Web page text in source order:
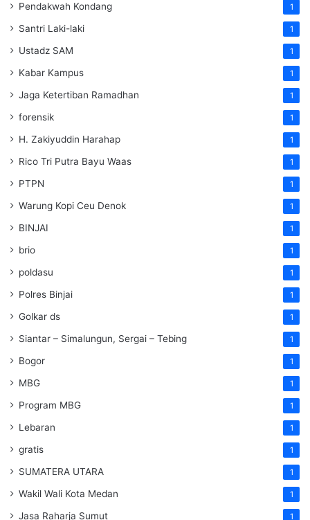
Pendakwah Kondang 1
Santri Laki-laki 1
Ustadz SAM 1
Kabar Kampus 1
Jaga Ketertiban Ramadhan 1
forensik 1
H. Zakiyuddin Harahap 1
Rico Tri Putra Bayu Waas 1
PTPN 1
Warung Kopi Ceu Denok 1
BINJAI 1
brio 1
poldasu 1
Polres Binjai 1
Golkar ds 1
Siantar – Simalungun, Sergai – Tebing 1
Bogor 1
MBG 1
Program MBG 1
Lebaran 1
gratis 1
SUMATERA UTARA 1
Wakil Wali Kota Medan 1
Jasa Raharja Sumut 1